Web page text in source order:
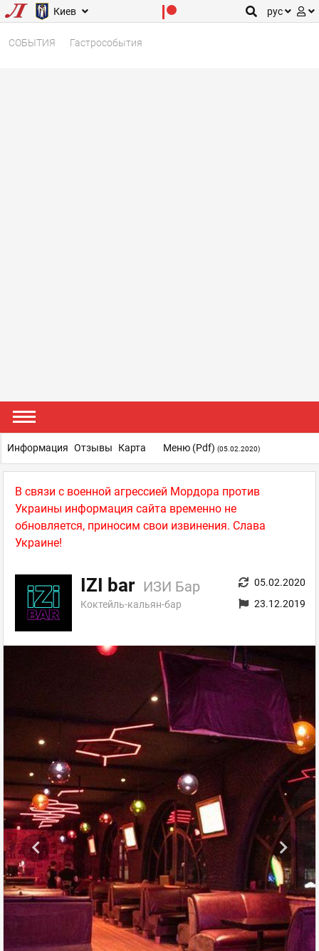
Киев рус
СОБЫТИЯ Гастрособытия
В связи с военной агрессией Мордора против
Украины информация сайта временно не
обновляется, приносим свои извинения. Слава
Украине!
IZI bar ИЗИ Бар
Коктейль-кальян-бар
05.02.2020
23.12.2019
Информация Отзывы Карта Меню (pdf) (05.02.2020)